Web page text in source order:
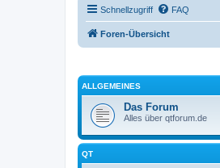
Schnellzugriff FAQ
Foren-Übersicht
ALLGEMEINES
Das Forum
Alles über qtforum.de
QT